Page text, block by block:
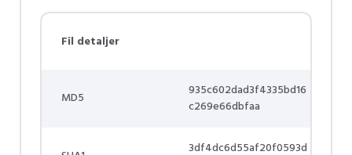
Fil detaljer
MD5
935c602dad3f4335bd16
c269e66dbfaa
3df4dc6d55af20f0593d